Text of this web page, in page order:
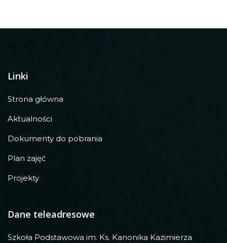
Linki
Strona główna
Aktualności
Dokumenty do pobrania
Plan zajęć
Projekty
Dane teleadresowe
Szkoła Podstawowa im. Ks. Kanonika Kazimierza